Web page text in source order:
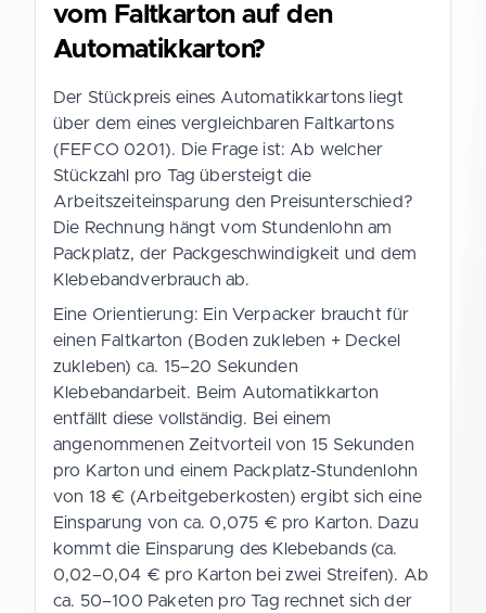
vom Faltkarton auf den
Automatikkarton?
Der Stückpreis eines Automatikkartons liegt
über dem eines vergleichbaren Faltkartons
(FEFCO 0201). Die Frage ist: Ab welcher
Stückzahl pro Tag übersteigt die
Arbeitszeiteinsparung den Preisunterschied?
Die Rechnung hängt vom Stundenlohn am
Packplatz, der Packgeschwindigkeit und dem
Klebebandverbrauch ab.
Eine Orientierung: Ein Verpacker braucht für
einen Faltkarton (Boden zukleben + Deckel
zukleben) ca. 15–20 Sekunden
Klebebandarbeit. Beim Automatikkarton
entfällt diese vollständig. Bei einem
angenommenen Zeitvorteil von 15 Sekunden
pro Karton und einem Packplatz-Stundenlohn
von 18 € (Arbeitgeberkosten) ergibt sich eine
Einsparung von ca. 0,075 € pro Karton. Dazu
kommt die Einsparung des Klebebands (ca.
0,02–0,04 € pro Karton bei zwei Streifen). Ab
ca. 50–100 Paketen pro Tag rechnet sich der